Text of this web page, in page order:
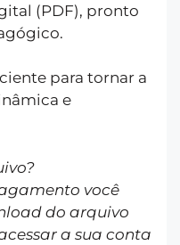
(PDF), pronto
para tornar a
e
você
do arquivo
a sua conta